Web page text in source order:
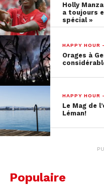
Holly
a toujours
spécial »
HAPPY HOUR
Orages à
HAPPY HOUR
Le Mag de
Léman!
Populaire